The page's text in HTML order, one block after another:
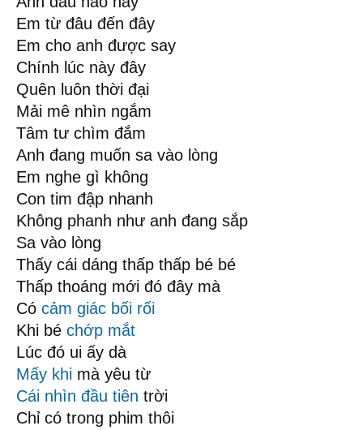
Em từ đâu đến đây
Em cho anh được say
Chính lúc này đây
Quên luôn thời đại
Mải mê nhìn ngắm
Tâm tư chìm đắm
Anh đang muốn sa vào lòng
Em nghe gì không
Con tim đập nhanh
Không phanh như anh đang sắp
Sa vào lòng
Thấy cái dáng thấp thấp bé bé
Thấp thoáng mới đó đây mà
Có cảm giác bối rối
Khi bé chớp mắt
Lúc đó ui ấy dà
Mấy khi mà yêu từ
Cái nhìn đầu tiên trời
Chỉ có trong phim thôi